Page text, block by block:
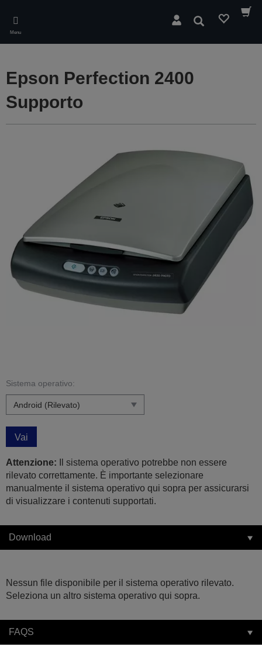
main
content
Menu
Cerca
Epson Perfection 2400
Supporto
Sistema operativo:
Vai
Attenzione: Il sistema operativo potrebbe non essere
rilevato correttamente. È importante selezionare
manualmente il sistema operativo qui sopra per assicurarsi
di visualizzare i contenuti supportati.
Download
Nessun file disponibile per il sistema operativo rilevato.
Seleziona un altro sistema operativo qui sopra.
FAQS